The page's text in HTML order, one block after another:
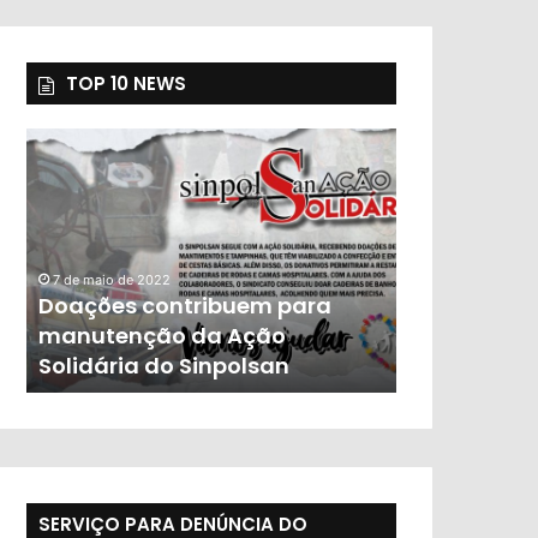
TOP 10 NEWS
7 de maio de 2022
Doações contribuem para
manutenção da Ação
Solidária do Sinpolsan
SERVIÇO PARA DENÚNCIA DO